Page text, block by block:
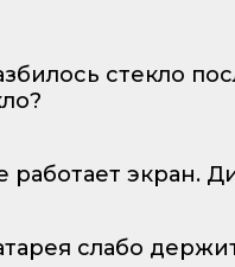
стекло
работает экран.
слабо